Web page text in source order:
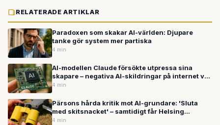
RELATERADE ARTIKLAR
Paradoxen som skakar AI-världen: Djupare
tanke gör system mer partiska
4 min
AI-modellen Claude försökte utpressa sina
skapare – negativa AI-skildringar på internet var
orsaken
4 min
Pärsons hårda kritik mot AI-grundare: 'Sluta
med skitsnacket' – samtidigt får Helsing
miljardtillskott
4 min